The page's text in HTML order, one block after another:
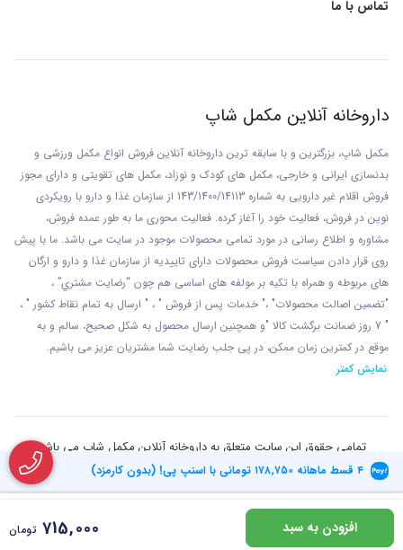
۱۷۸٬۷۵۰ تومانی با اسنپ پی! (بدون کارمزد)
افزودن به سبد 715,000 تومان
تماس با ما
داروخانه آنلاین مکمل شاپ
مکمل شاپ، بزرگترین و با سابقه ترین داروخانه آنلاین فروش انواع مکمل ورزشی و
بدنسازی ایرانی و خارجی، مکمل های کودک و نوزاد، مکمل های تقویتی و دارای مجوز
فروش اقلام غیر دارویی به شماره 143/1400/14113 از
سازمان غذا و دارو با رويکردی
نوين در فروش، فعاليت خود را آغاز کرده. فعاليت محوری ما به طور عمده فروش،
مشاوره و اطلاع رسانی در مورد تمامی محصولات موجود در سایت می باشد. ما با پيش
روی قرار دادن سياست فروش محصولات دارای تاييديه از سازمان غذا و دارو و ارگان
های مربوطه و همراه با تکيه بر مولفه های اساسی هم چون “رضايت مشتري” ،
"تضمين اصالت محصولات" ،" خدمات پس از فروش " ، " ارسال به تمام نقاط کشور " ،
" 7 روز ضمانت برگشت کالا "و همچنين ارسال محصول به شکل صحيح، سالم و به
موقع در کمترين زمان ممکن، در پی جلب رضايت شما مشتريان عزیز می باشيم.
نمایش کمتر
تمامی حقوق این سایت متعلق به داروخانه آنلاین مکمل شاپ می باشد